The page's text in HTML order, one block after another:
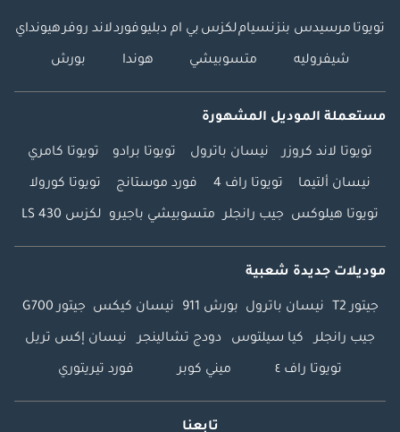
تويوتا مرسيدس بنزنسياملكزس بي ام دبليوفوردلاند روفرهيونداي
شيفروليه متسوبيشي هوندا بورش
مستعملة الموديل المشهورة
تويوتا لاند كروزر نيسان باترول تويوتا برادو تويوتا كامري
نيسان ألتيما تويوتا راف 4 فورد موستانج تويوتا كورولا
تويوتا هيلوكس جيب رانجلر متسوبيشي باجيرو لكزس LS 430
موديلات جديدة شعبية
جيتور T2 نيسان باترول بورش 911 نيسان كيكس جيتور G700
جيب رانجلر كيا سيلتوس دودج تشالينجر نيسان إكس تريل
تويوتا راف ٤ ميني كوبر فورد تيريتوري
تابعنا